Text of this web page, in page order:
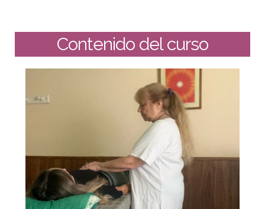
Contenido del curso